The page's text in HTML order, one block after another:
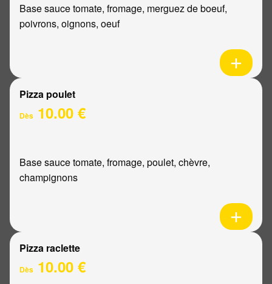
Base sauce tomate, fromage, merguez de boeuf,
poivrons, oignons, oeuf
Pizza poulet
Dès 10.00 €
Base sauce tomate, fromage, poulet, chèvre,
champignons
Pizza raclette
Dès 10.00 €